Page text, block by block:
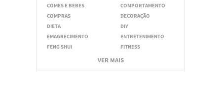
COMES E BEBES
COMPORTAMENTO
COMPRAS
DECORAÇÃO
DIETA
DIY
EMAGRECIMENTO
ENTRETENIMENTO
FENG SHUI
FITNESS
VER MAIS